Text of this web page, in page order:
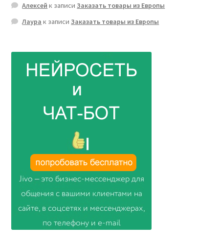
Алексей к записиЗаказать товары из Европы
Лаура к записиЗаказать товары из Европы